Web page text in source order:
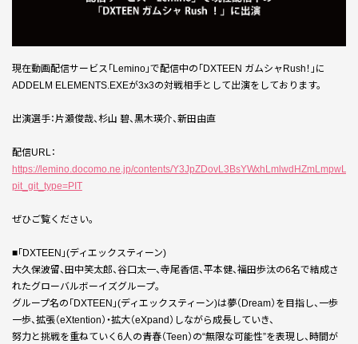
現在動画配信サービス「Lemino」で配信中の「DXTEEN ガムシャRush！」に
ADDELM ELEMENTS.EXEが3x3の対戦相手として出演をしております。
出演選手：片瀬俊哉、杉山 碧、黒木瑛介、新田由直
配信URL：
https://lemino.docomo.ne.jp/contents/
pit_git_type=PIT
ぜひご覧ください。
■「DXTEEN」(ディエックスティーン)
大久保波留、田中笑太郎、谷口太一、寺尾香信、平本健、福田歩汰の6名で結成さ
れたグローバルボーイズグループ。
グループ名の「DXTEEN」(ディエックスティーン)は夢（Dream）を目指し、一歩
一歩、拡張（eXtention）・拡大（eXpand）しながら成長していき、
努力と挑戦を重ねていく6人の青春（Teen）の“無限な可能性”を表現し、時間が